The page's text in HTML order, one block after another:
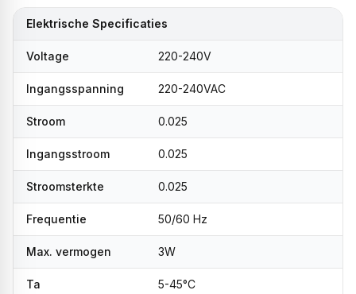
Elektrische Specificaties
Voltage 220-240V
Ingangsspanning 220-240VAC
Stroom 0.025
Ingangsstroom 0.025
Stroomsterkte 0.025
Frequentie 50/60 Hz
Max. vermogen 3W
Ta 5-45°C